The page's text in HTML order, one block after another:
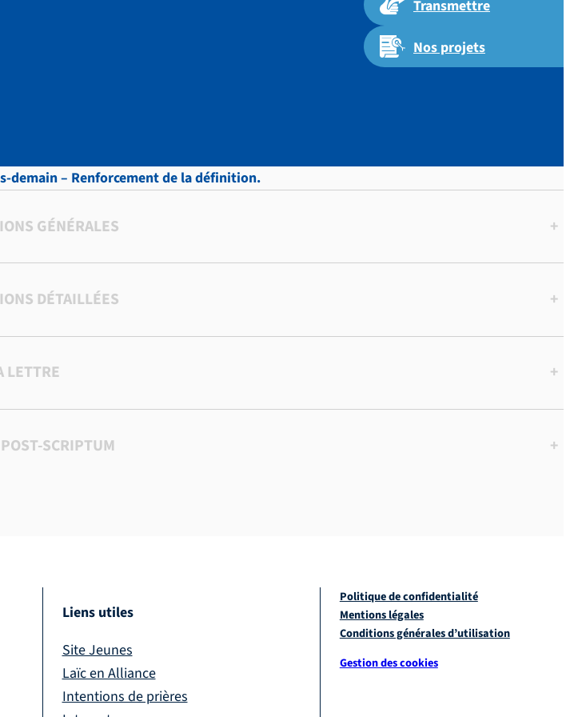
Transmettre
Nos projets
demain – Renforcement de la définition.
GÉNÉRALES +
DÉTAILLÉES +
LETTRE +
SCRIPTUM +
Liens utiles
Site Jeunes
Laïc en Alliance
Intentions de prières
Politique de confidentialité
Mentions légales
Conditions générales d’utilisation
Gestion des cookies